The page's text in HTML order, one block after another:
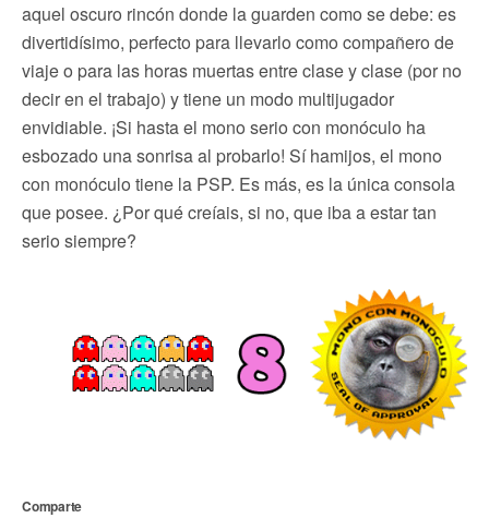
aquel oscuro rincón donde la guarden como se debe: es
divertidísimo, perfecto para llevarlo como compañero de
viaje o para las horas muertas entre clase y clase (por no
decir en el trabajo) y tiene un modo multijugador
envidiable. ¡Si hasta el mono serio con monóculo ha
esbozado una sonrisa al probarlo! Sí hamijos, el mono
con monóculo tiene la PSP. Es más, es la única consola
que posee. ¿Por qué creíais, si no, que iba a estar tan
serio siempre?
Comparte